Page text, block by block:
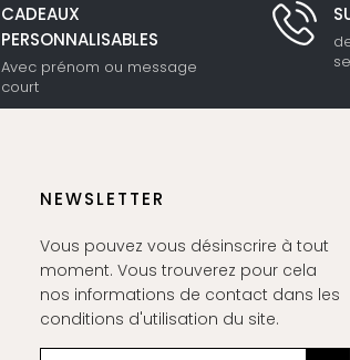
CADEAUX
PERSONNALISABLES
Avec prénom ou message
court
NEWSLETTER
Vous pouvez vous désinscrire à tout
moment. Vous trouverez pour cela
nos informations de contact dans les
conditions d'utilisation du site.